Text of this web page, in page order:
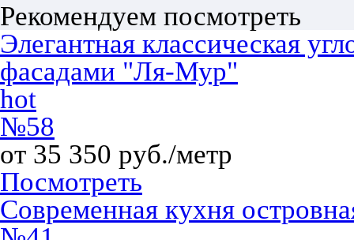
Рекомендуем посмотреть
Элегантная классическая
фасадами "Ля-Мур"
hot
№58
от 35 350 руб./метр
Посмотреть
Современная кухня